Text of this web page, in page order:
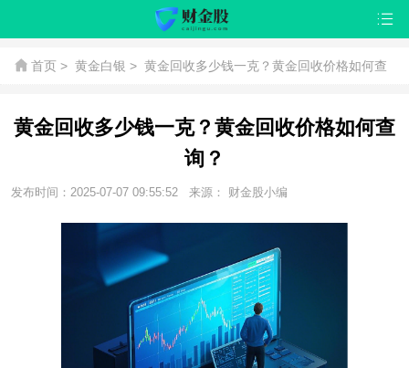
首页 > 黄金白银 > 黄金回收多少钱一克？黄金回收价格如何查
黄金回收多少钱一克？黄金回收价格如何查
询？
发布时间：2025-07-07 09:55:52 来源： 财金股小编